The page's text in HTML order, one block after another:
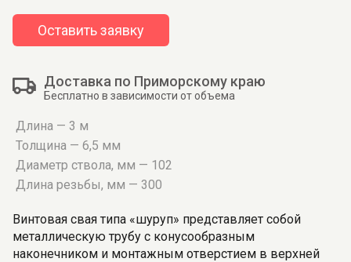
Оставить заявку
Доставка по Приморскому краю
Бесплатно в зависимости от объема
Длина — 3 м
Толщина — 6,5 мм
Диаметр ствола, мм — 102
Длина резьбы, мм — 300
Винтовая свая типа «шуруп» представляет собой
металлическую трубу с конусообразным
наконечником и монтажным отверстием в верхней